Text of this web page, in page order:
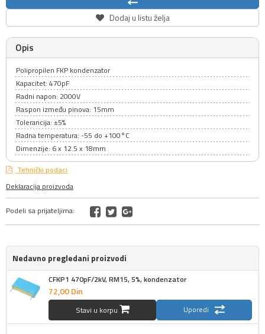
Dodaj u listu želja
Opis
Polipropilen FKP kondenzator
Kapacitet: 470pF
Radni napon: 2000V
Raspon između pinova: 15mm
Tolerancija: ±5%
Radna temperatura: -55 do +100°C
Dimenzije: 6 x 12.5 x 18mm
Tehnički podaci
Deklaracija proizvoda
Podeli sa prijateljima:
Nedavno pregledani proizvodi
CFKP1 470pF/2kV, RM15, 5%, kondenzator
72,00Din
Stavi u korpu Uporedi